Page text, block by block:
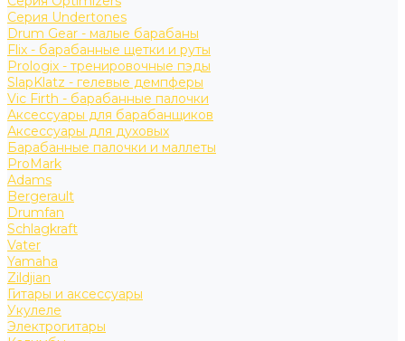
Серия Undertones
Drum Gear - малые барабаны
Flix - барабанные щетки и руты
Prologix - тренировочные пэды
SlapKlatz - гелевые демпферы
Vic Firth - барабанные палочки
Аксессуары для барабанщиков
Аксессуары для духовых
Барабанные палочки и маллеты
ProMark
Adams
Bergerault
Drumfan
Schlagkraft
Vater
Yamaha
Zildjian
Гитары и аксессуары
Укулеле
Электрогитары